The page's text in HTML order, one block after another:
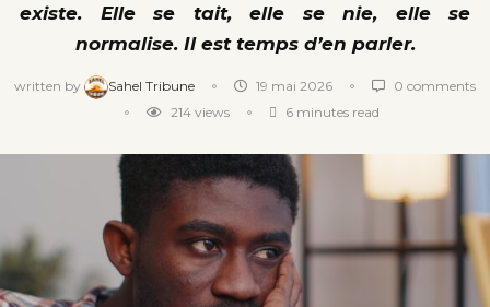
existe. Elle se tait, elle se nie, elle se
normalise. Il est temps d’en parler.
written by Sahel Tribune 19 mai 2026
0 comments
214 views 6 minutes read